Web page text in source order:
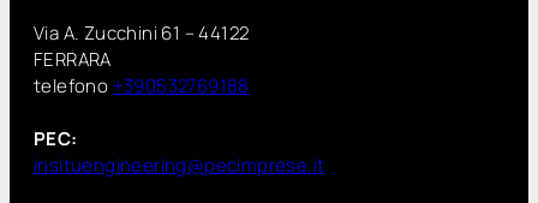
Via A. Zucchini 61 – 44122
FERRARA
telefono +390532769188
PEC:
insituengineering@pecimprese.it